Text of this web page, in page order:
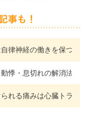
律神経の働きを保つこと
悸・息切れの解消法
れる痛みは心臓トラブル